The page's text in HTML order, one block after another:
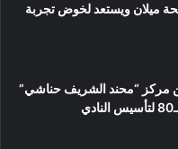
ميلان ويستعد لخوض تجربة
مركز “محند الشريف حناشي”